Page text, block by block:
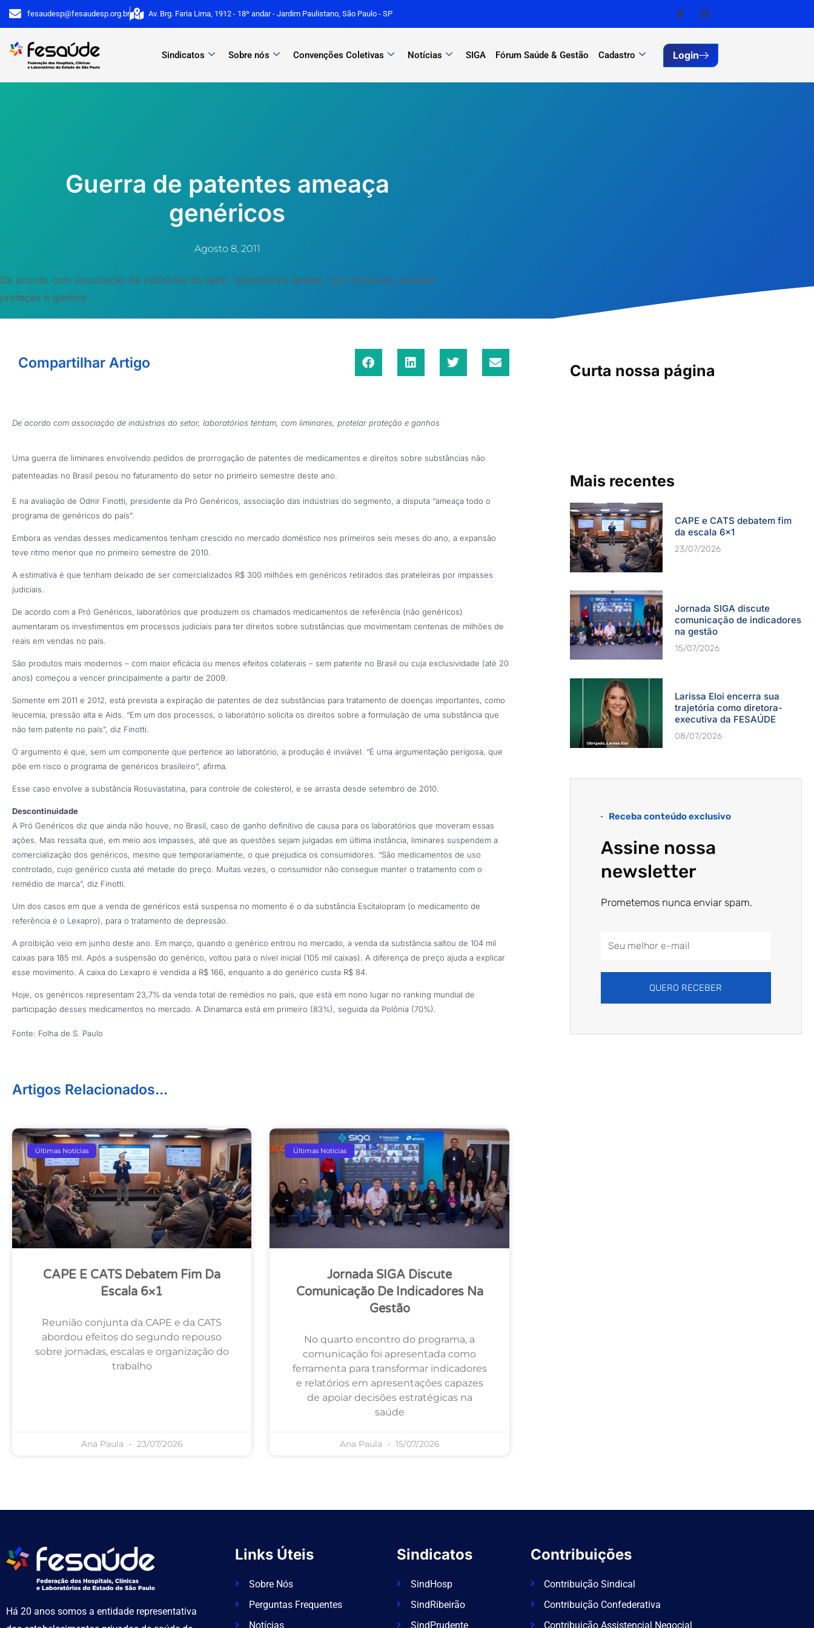
para
conteúdo
fesaudesp@fesaudesp.org.br Av. Brg. Faria Lima, 1912 - 18º andar - Jardim Paulistano, São Paulo - SP
Sindicatos Sobre nós Convenções Coletivas Notícias SIGA Fórum Saúde & Gestão Cadastro Login
Guerra de patentes ameaça
genéricos
Agosto 8, 2011
De acordo com associação de indústrias do setor, laboratórios tentam, com liminares, protelar
proteção e ganhos
Compartilhar Artigo
De acordo com associação de indústrias do setor, laboratórios tentam, com liminares, protelar proteção e ganhos
Uma guerra de liminares envolvendo pedidos de prorrogação de patentes de medicamentos e direitos sobre substâncias não
patenteadas no Brasil pesou no faturamento do setor no primeiro semestre deste ano.
E na avaliação de Odnir Finotti, presidente da Pró Genéricos, associação das indústrias do segmento, a disputa “ameaça todo o
programa de genéricos do país”.
Embora as vendas desses medicamentos tenham crescido no mercado doméstico nos primeiros seis meses do ano, a expansão
teve ritmo menor que no primeiro semestre de 2010.
A estimativa é que tenham deixado de ser comercializados R$ 300 milhões em genéricos retirados das prateleiras por impasses
judiciais.
De acordo com a Pró Genéricos, laboratórios que produzem os chamados medicamentos de referência (não genéricos)
aumentaram os investimentos em processos judiciais para ter direitos sobre substâncias que movimentam centenas de milhões de
reais em vendas no país.
São produtos mais modernos – com maior eficácia ou menos efeitos colaterais – sem patente no Brasil ou cuja exclusividade (até 20
anos) começou a vencer principalmente a partir de 2009.
Somente em 2011 e 2012, está prevista a expiração de patentes de dez substâncias para tratamento de doenças importantes, como
leucemia, pressão alta e Aids. “Em um dos processos, o laboratório solicita os direitos sobre a formulação de uma substância que
não tem patente no país”, diz Finotti.
O argumento é que, sem um componente que pertence ao laboratório, a produção é inviável. “É uma argumentação perigosa, que
põe em risco o programa de genéricos brasileiro”, afirma.
Esse caso envolve a substância Rosuvastatina, para controle de colesterol, e se arrasta desde setembro de 2010.
Descontinuidade
A Pró Genéricos diz que ainda não houve, no Brasil, caso de ganho definitivo de causa para os laboratórios que moveram essas
ações. Mas ressalta que, em meio aos impasses, até que as questões sejam julgadas em última instância, liminares suspendem a
comercialização dos genéricos, mesmo que temporariamente, o que prejudica os consumidores. “São medicamentos de uso
controlado, cujo genérico custa até metade do preço. Muitas vezes, o consumidor não consegue manter o tratamento com o
remédio de marca”, diz Finotti.
Um dos casos em que a venda de genéricos está suspensa no momento é o da substância Escitalopram (o medicamento de
referência é o Lexapro), para o tratamento de depressão.
A proibição veio em junho deste ano. Em março, quando o genérico entrou no mercado, a venda da substância saltou de 104 mil
caixas para 185 mil. Após a suspensão do genérico, voltou para o nível inicial (105 mil caixas). A diferença de preço ajuda a explicar
esse movimento. A caixa do Lexapro é vendida a R$ 166, enquanto a do genérico custa R$ 84.
Hoje, os genéricos representam 23,7% da venda total de remédios no país, que está em nono lugar no ranking mundial de
participação desses medicamentos no mercado. A Dinamarca está em primeiro (83%), seguida da Polônia (70%).
Fonte: Folha de S. Paulo
Artigos Relacionados...
Últimas Notícias
CAPE E CATS Debatem Fim Da
Escala 6×1
Reunião conjunta da CAPE e da CATS
abordou efeitos do segundo repouso
sobre jornadas, escalas e organização do
trabalho
Ana Paula 23/07/2026
Últimas Notícias
Jornada SIGA Discute
Comunicação De Indicadores Na
Gestão
No quarto encontro do programa, a
comunicação foi apresentada como
ferramenta para transformar indicadores
e relatórios em apresentações capazes
de apoiar decisões estratégicas na
saúde
Ana Paula 15/07/2026
Curta nossa página
Mais recentes
CAPE e CATS debatem fim
da escala 6×1
23/07/2026
Jornada SIGA discute
comunicação de indicadores
na gestão
15/07/2026
Larissa Eloi encerra sua
trajetória como diretora-
executiva da FESAÚDE
08/07/2026
Receba conteúdo exclusivo
Assine nossa
newsletter
Prometemos nunca enviar spam.
Email
QUERO RECEBER
Há 20 anos somos a entidade representativa
Links Úteis
Sobre Nós
Perguntas Frequentes
Notícias
Sindicatos
SindHosp
SindRibeirão
SindPrudente
Contribuições
Contribuição Sindical
Contribuição Confederativa
Contribuição Assistencial Negocial